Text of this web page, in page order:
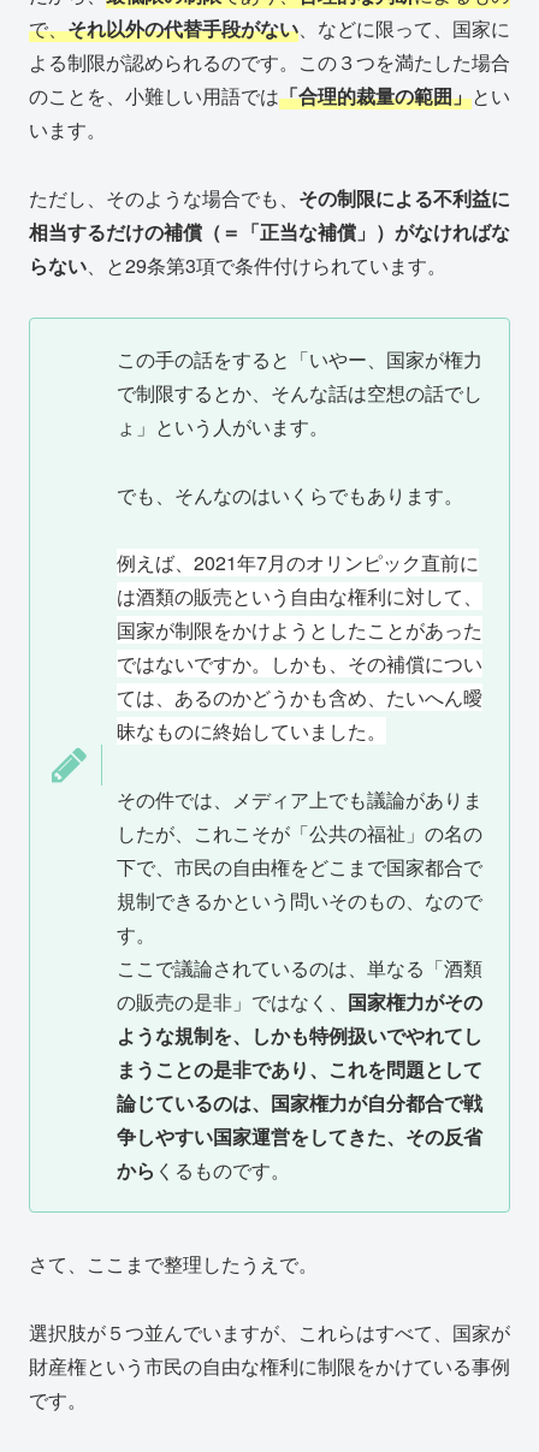
で、それ以外の代替手段がない、などに限って、国家に
よる制限が認められるのです。この３つを満たした場合
のことを、小難しい用語では「合理的裁量の範囲」とい
います。
ただし、そのような場合でも、 その制限による不利益に
相当するだけの補償（＝「正当な補償」）がなければな
らない、と29条第3項で条件付けられています。
この手の話をすると「いやー、国家が権力
で制限するとか、そんな話は空想の話でし
ょ」という人がいます。
でも、そんなのはいくらでもあります。
例えば、2021年7月のオリンピック直前に
は酒類の販売という自由な権利に対して、
国家が制限をかけようとしたことがあった
ではないですか。しかも、その補償につい
ては、あるのかどうかも含め、たいへん曖
昧なものに終始していました。
その件では、メディア上でも議論がありま
したが、これこそが「公共の福祉」の名の
下で、市民の自由権をどこまで国家都合で
規制できるかという問いそのもの、なので
す。
ここで議論されているのは、単なる「酒類
の販売の是非」ではなく、 国家権力がその
ような規制を、しかも特例扱いでやれてし
まうことの是非であり、これを問題として
論じているのは、国家権力が自分都合で戦
争しやすい国家運営をしてきた、その反省
から くるものです。
さて、ここまで整理したうえで。
選択肢が５つ並んでいますが、これらはすべて、国家が
財産権という市民の自由な権利に制限をかけている事例
です。